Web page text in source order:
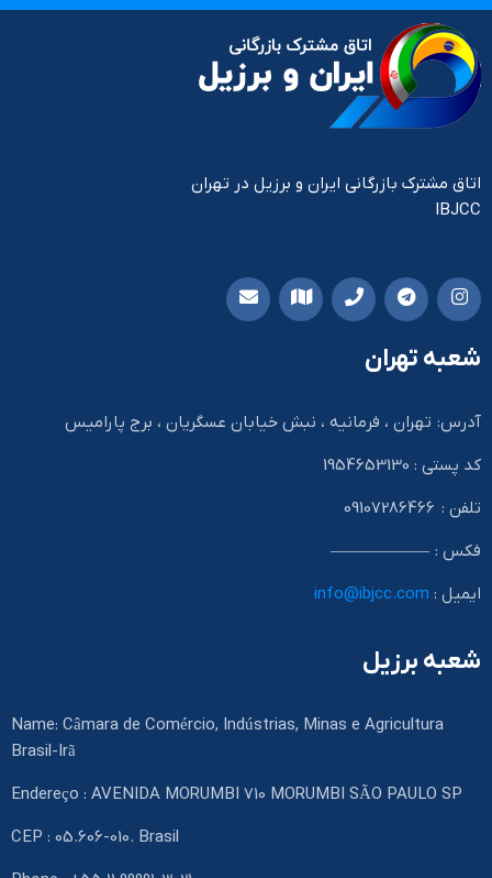
اتاق مشترک بازرگانی ایران و برزیل در تهران
IBJCC
شعبه تهران
آدرس: تهران ، فرمانیه ، نبش خیابان عسگریان ، برج پارامیس
کد پستی : 1954653130
تلفن : 09107286466
فکس : ——————
ایمیل : info@ibjcc.com
شعبه برزیل
Name: Câmara de Comércio, Indústrias, Minas e Agricultura
Brasil-Irã
Endereço : AVENIDA MORUMBI 710 MORUMBI SÃO PAULO SP
CEP : 05.606-010. Brasil